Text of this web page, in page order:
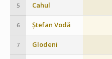
5 Cahul
6 Ștefan Vodă
7 Glodeni